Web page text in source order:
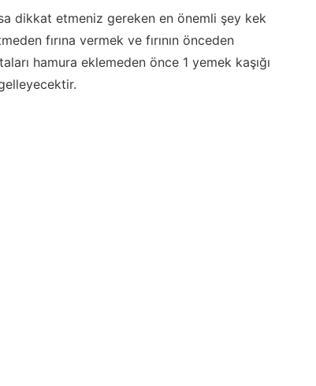
dikkat etmeniz gereken en önemli şey kek
fırına vermek ve fırının önceden
hamura eklemeden önce 1 yemek kaşığı